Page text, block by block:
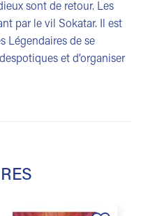
sont de retour. Les
par le vil Sokatar. Il est
Légendaires de se
et d’organiser